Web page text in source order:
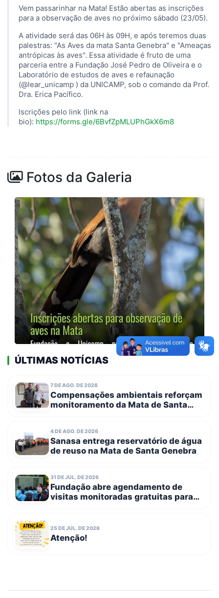
Vem passarinhar na Mata! Estão abertas as inscrições
para a observação de aves no próximo sábado (23/05).
A atividade será das 06H às 09H, e após teremos duas
palestras: "As Aves da mata Santa Genebra" e "Ameaças
antrópicas às aves". Essa atividade é fruto de uma
parceria entre a Fundação José Pedro de Oliveira e o
Laboratório de estudos de aves e refaunação
(@lear_unicamp ) da UNICAMP, sob o comando da Prof.
Dra. Erica Pacífico.
Iscrições pelo link (link na
bio): https://forms.gle/6BvfZpMLUPhGkX6m8
Fotos da Galeria
ÚLTIMAS NOTÍCIAS
7 DE AGO. DE 2026
Compensações ambientais reforçam
monitoramento da Mata de Santa
4 DE AGO. DE 2026
Sanasa entrega reservatório de água
de reuso na Mata de Santa Genebra
31 DE JUL. DE 2026
Fundação abre agendamento de
visitas monitoradas gratuitas para
25 DE JUL. DE 2026
Atenção!